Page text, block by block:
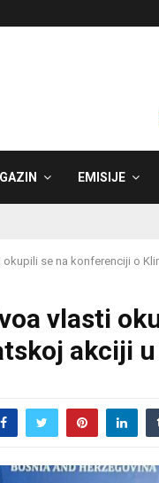
EMISIJE
okupili se na konferenciji o
vlasti
akciji u